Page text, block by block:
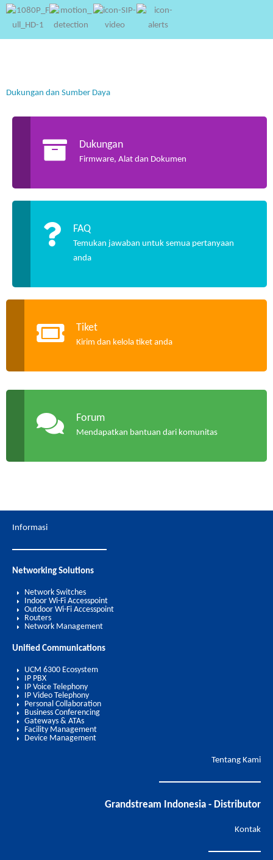
Dukungan dan Sumber Daya
Dukungan
Firmware, Alat dan Dokumen
FAQ
Temukan jawaban untuk semua pertanyaan
anda
Tiket
Kirim dan kelola tiket anda
Forum
Mendapatkan bantuan dari komunitas
Informasi
Networking Solutions
Network Switches
Indoor Wi-Fi Accesspoint
Outdoor Wi-Fi Accesspoint
Routers
Network Management
Unified Communications
UCM 6300 Ecosystem
IP PBX
IP Voice Telephony
IP Video Telephony
Personal Collaboration
Business Conferencing
Gateways & ATAs
Facility Management
Device Management
Tentang Kami
Grandstream Indonesia - Distributor
Kontak